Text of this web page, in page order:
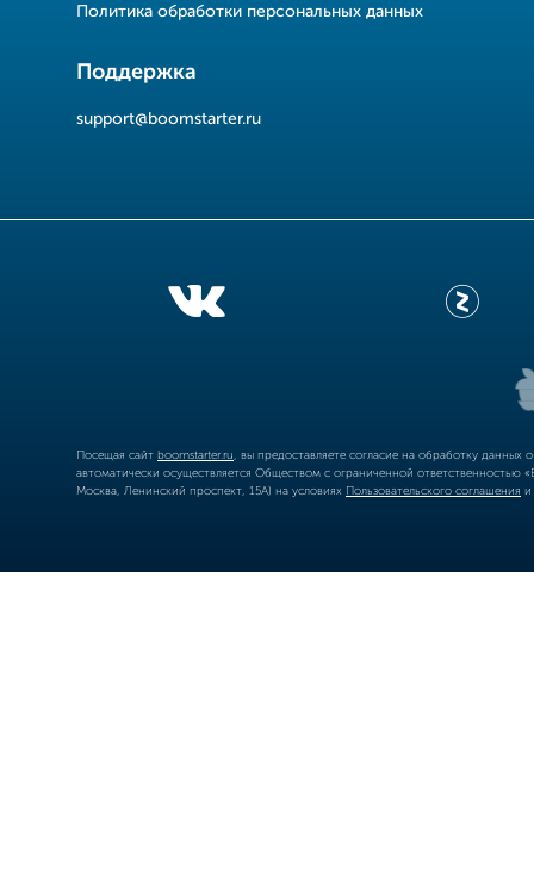
Политика обработки персональных данных
Поддержка
support@boomstarter.ru
Посещая сайт boomstarter.ru , вы предоставляете согласие на обработку
автоматически осуществляется Обществом с ограниченной
Москва, Ленинский проспект, 15А) на условиях Пользовательского соглашения и